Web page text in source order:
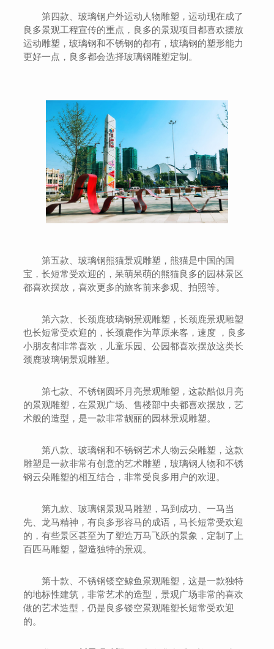
第四款、玻璃钢户外运动人物雕塑，运动现在成了
良多景观工程宣传的重点，良多的景观项目都喜欢摆放
运动雕塑，玻璃钢和不锈钢的都有，玻璃钢的塑形能力
更好一点，良多都会选择玻璃钢雕塑定制。
第五款、玻璃钢熊猫景观雕塑，熊猫是中国的国
宝，长短常受欢迎的，呆萌呆萌的熊猫良多的园林景区
都喜欢摆放，喜欢更多的旅客前来参观、拍照等。
第六款、长颈鹿玻璃钢景观雕塑，长颈鹿景观雕塑
也长短常受欢迎的，长颈鹿作为草原来客，速度 ，良多
小朋友都非常喜欢，儿童乐园、公园都喜欢摆放这类长
颈鹿玻璃钢景观雕塑。
第七款、不锈钢圆环月亮景观雕塑，这款酷似月亮
的景观雕塑，在景观广场、售楼部中央都喜欢摆放，艺
术般的造型，是一款非常靓丽的园林景观雕塑。
第八款、玻璃钢和不锈钢艺术人物云朵雕塑，这款
雕塑是一款非常有创意的艺术雕塑，玻璃钢人物和不锈
钢云朵雕塑的相互结合，非常受良多用户的欢迎。
第九款、玻璃钢景观马雕塑，马到成功、一马当
先、龙马精神，有良多形容马的成语，马长短常受欢迎
的，有些景区甚至为了塑造万马飞跃的景象，定制了上
百匹马雕塑，塑造独特的景观。
第十款、不锈钢镂空鲸鱼景观雕塑，这是一款独特
的地标性建筑，非常艺术的造型，景观广场非常的喜欢
做的艺术造型，仍是良多镂空景观雕塑长短常受欢迎
的。